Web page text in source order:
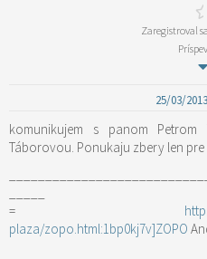
Zaregistroval
25/03/
komunikujem s panom
Táborovou. Ponukaju zbery len
=
plaza/zopo.html:1bp0kj7v]ZOPO